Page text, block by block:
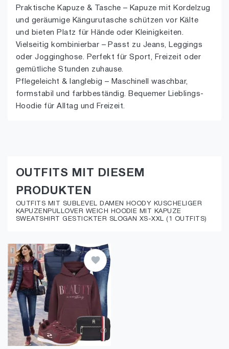
Praktische Kapuze & Tasche – Kapuze mit Kordelzug
und geräumige Kängurutasche schützen vor Kälte
und bieten Platz für Hände oder Kleinigkeiten.
Vielseitig kombinierbar – Passt zu Jeans, Leggings
oder Jogginghose. Perfekt für Sport, Freizeit oder
gemütliche Stunden zuhause.
Pflegeleicht & langlebig – Maschinell waschbar,
formstabil und farbbeständig. Bequemer Lieblings-
Hoodie für Alltag und Freizeit.
OUTFITS MIT DIESEM
PRODUKTEN
OUTFITS MIT SUBLEVEL DAMEN HOODY KUSCHELIGER
KAPUZENPULLOVER WEICH HOODIE MIT KAPUZE
SWEATSHIRT GESTICKTER SLOGAN XS-XXL (1 OUTFITS)